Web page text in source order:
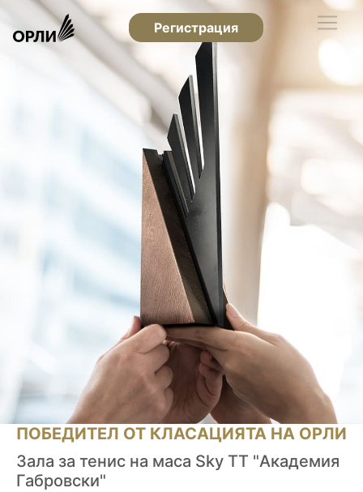
Регистрация
ПОБЕДИТЕЛ ОТ КЛАСАЦИЯТА НА ОРЛИ
Зала за тенис на маса Sky TT "Академия
Габровски"